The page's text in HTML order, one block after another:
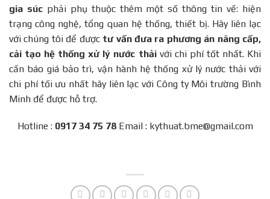
gia súcphải phụ thuộc thêm một số thông tin về: hiện
trạng công nghệ, tổng quan hệ thống, thiết bị. Hãy liên lạc
với chúng tôi để được tư vấn đưa ra phương án nâng cấp,
cải tạo hệ thống xử lý nước thảivới chi phí tốt nhất. Khi
cần báo giá bảo trì, vận hành hệ thống xử lý nước thải với
chi phí tối ưu nhất hãy liên lạc với Công ty Môi trường Bình
Minh để được hỗ trợ.
Hotline : 0917 34 75 78Email : kythuat.bme@gmail.com